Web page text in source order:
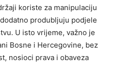
koriste za manipulaciju
produbljuju podjele
U isto vrijeme, važno je
Bosne i Hercegovine, bez
nosioci prava i obaveza